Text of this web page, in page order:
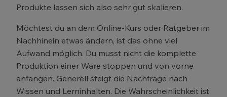
Produkte lassen sich also sehr gut skalieren.
Möchtest du an dem Online-Kurs oder Ratgeber im
Nachhinein etwas ändern, ist das ohne viel
Aufwand möglich. Du musst nicht die komplette
Produktion einer Ware stoppen und von vorne
anfangen. Generell steigt die Nachfrage nach
Wissen und Lerninhalten. Die Wahrscheinlichkeit ist